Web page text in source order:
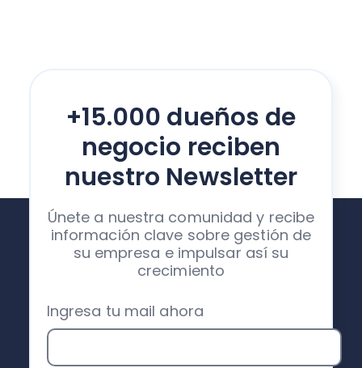
+15.000 dueños de
negocio reciben
nuestro Newsletter
Únete a nuestra comunidad y recibe
información clave sobre gestión de
su empresa e impulsar así su
crecimiento
Ingresa tu mail ahora